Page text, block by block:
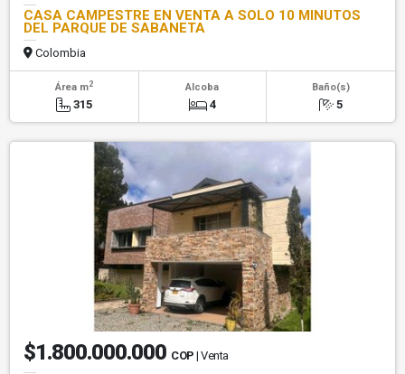
CASA CAMPESTRE EN VENTA A SOLO 10 MINUTOS
DEL PARQUE DE SABANETA
Colombia
Área m2
315
Alcoba
4
Baño(s)
5
$1.800.000.000 COP | Venta